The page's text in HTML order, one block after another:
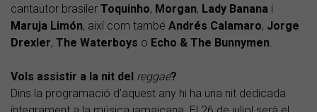
cantautor brasiler Toquinho, Morgan, Lady Banana i
Maruja Limón, així com també Andrés Calamaro, Jorge
Drexler, The Waterboys o Echo & The Bunnymen.
Vols assistir a la nit del reggae?
Dins la programació d'aquest any hi ha una nit dedicada